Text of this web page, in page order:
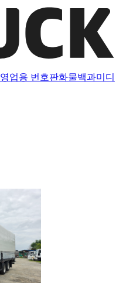
영업용 번호판화물백과미디